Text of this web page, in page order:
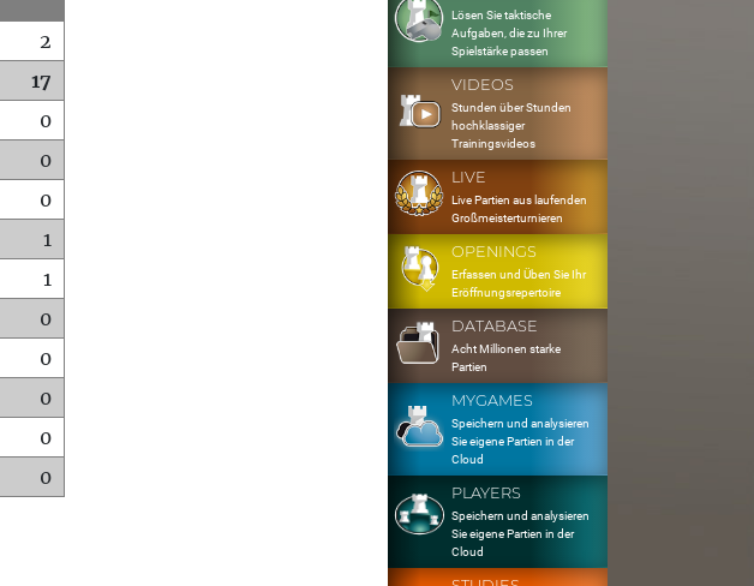
2
17
0
0
0
1
1
0
0
0
0
0
Lösen Sie taktische
Aufgaben, die zu Ihrer
Spielstärke passen
VIDEOS
Stunden über Stunden
hochklassiger
Trainingsvideos
LIVE
Live Partien aus laufenden
Großmeisterturnieren
OPENINGS
Erfassen und Üben Sie Ihr
Eröffnungsrepertoire
DATABASE
Acht Millionen starke
Partien
MYGAMES
Speichern und analysieren
Sie eigene Partien in der
Cloud
PLAYERS
Speichern und analysieren
Sie eigene Partien in der
Cloud